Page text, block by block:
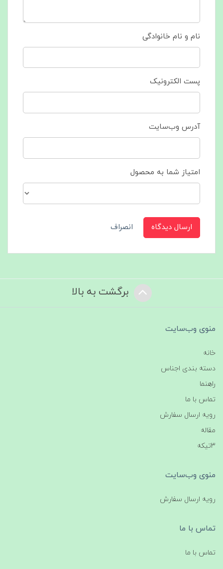
نام و نام خانوادگی
پست الکترونیک
آدرس وب‌سایت
امتیاز شما به محصول
ارسال دیدگاه انصراف
برگشت به بالا
منوی وب‌سایت
خانه
دسته بندی اجناس
راهنما
تماس با ما
رویه ارسال سفارش
مقاله
3تیکه
منوی وب‌سایت
رویه ارسال سفارش
تماس با ما
تماس با ما